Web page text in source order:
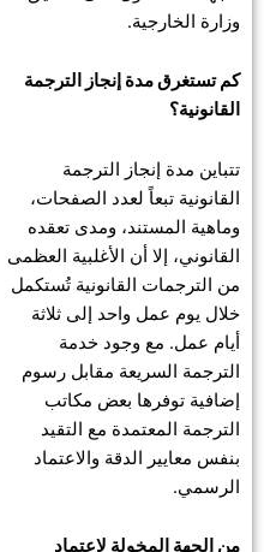
وزارة الخارجية.
كم تستغرق مدة إنجاز الترجمة
القانونية؟
تتباين مدة إنجاز الترجمة
القانونية تبعاً لعدد الصفحات،
وماهية المستند، ومدى تعقده
القانوني، إلا أن الأغلبية العظمى
من الترجمات القانونية تُستكمل
خلال يوم عمل واحد إلى ثلاثة
أيام عمل. مع وجود خدمة
الترجمة السريعة مقابل رسوم
إضافية توفرها بعض مكاتب
الترجمة المعتمدة مع التقيد
بنفس معايير الدقة والاعتماد
الرسمي.
من الجهة المخولة لاعتماد